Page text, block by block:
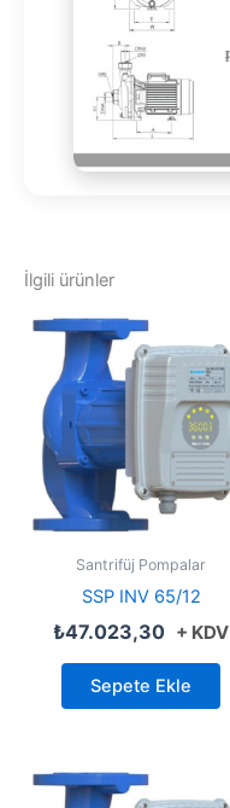
İlgili ürünler
Santrifüj Pompalar
SSP INV 65/12
₺47.023,30 + KDV
Sepete Ekle